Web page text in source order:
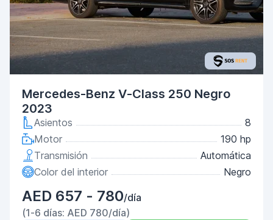
Mercedes-Benz V-Class 250 Negro
2023
Asientos
8
Motor
190 hp
Transmisión
Automática
Color del interior
Negro
AED 657 - 780/día
(1-6 días: AED 780/día)